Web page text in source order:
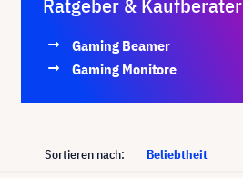
Gaming Beamer
Gaming Monitore
Sortieren nach: